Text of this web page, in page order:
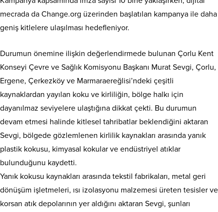
mecrada da Change.org üzerinden başlatılan kampanya ile daha
geniş kitlelere ulaşılması hedefleniyor.
Durumun önemine ilişkin değerlendirmede bulunan Çorlu Kent
Konseyi Çevre ve Sağlık Komisyonu Başkanı Murat Sevgi, Çorlu,
Ergene, Çerkezköy ve Marmaraereğlisi’ndeki çeşitli
kaynaklardan yayılan koku ve kirliliğin, bölge halkı için
dayanılmaz seviyelere ulaştığına dikkat çekti. Bu durumun
devam etmesi halinde kitlesel tahribatlar beklendiğini aktaran
Sevgi, bölgede gözlemlenen kirlilik kaynakları arasında yanık
plastik kokusu, kimyasal kokular ve endüstriyel atıklar
bulunduğunu kaydetti.
Yanık kokusu kaynakları arasında tekstil fabrikaları, metal geri
dönüşüm işletmeleri, ısı izolasyonu malzemesi üreten tesisler ve
korsan atık depolarının yer aldığını aktaran Sevgi, şunları